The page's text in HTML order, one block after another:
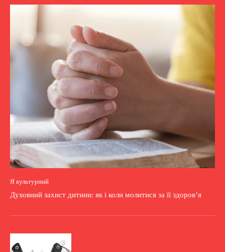
Я культурний
Духовний захист дитини: як і коли молитися за її здоров’я